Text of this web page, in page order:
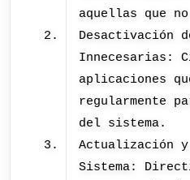
aquellas que
Desactivación
Innecesarias:
aplicaciones
regularmente
del sistema.
Actualización
Sistema: